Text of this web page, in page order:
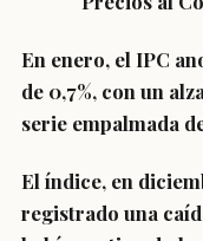
En enero, el IPC
de 0,7%, con un
serie empalmada
El índice, en
registrado una